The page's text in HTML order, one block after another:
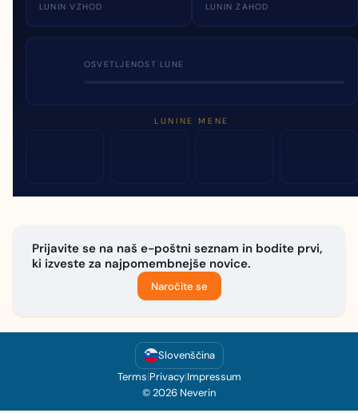
LUNIN VZHOD LUNIN ZAHOD
OSVETLJENOST LUNE
LUNINE MENE
Prijavite se na naš e-poštni seznam in bodite prvi,
ki izveste za najpomembnejše novice.
Naročite se
Slovenščina
Terms|Privacy|Impressum
© 2026 Neverin